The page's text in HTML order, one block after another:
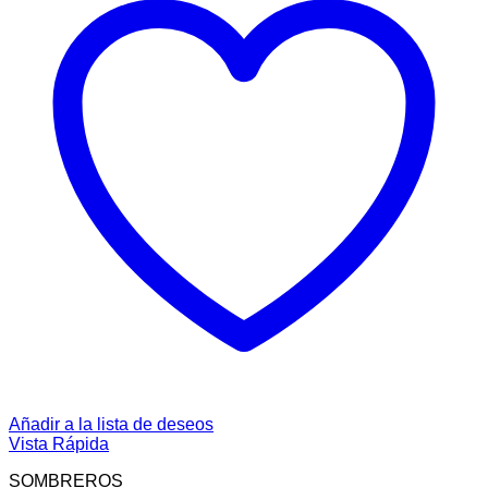
Añadir a la lista de deseos
Vista Rápida
SOMBREROS